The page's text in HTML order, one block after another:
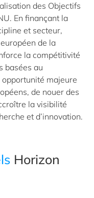
des Objectifs
En finançant la
et secteur,
de la
la compétitivité
basées au
majeure
de nouer des
la visibilité
et d’innovation.
Horizon